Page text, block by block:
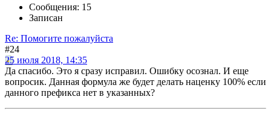
Сообщения: 15
Записан
Re: Помогите пожалуйста
#24
25 июля 2018, 14:35
Да спасибо. Это я сразу исправил. Ошибку осознал. И еще
вопросик. Данная формула же будет делать наценку 100% если
данного префикса нет в указанных?